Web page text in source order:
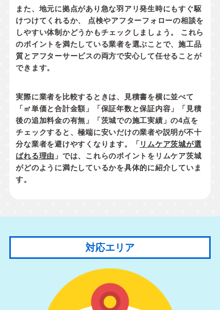
また、地元に拠点があり 急な羽アリ発生時にもすぐ駆
けつけてくれるか、 点検やアフターフォローの相談を
しやすい体制かどうかもチェックしましょう。 これら
のポイントを満たしている業者を選ぶことで、施工品
質とアフターサービスの両方で安心して任せることが
できます。
実際に業者を比較するときは、見積書を横に並べて
「㎡単価と合計金額」「保証年数と保証内容」「見積
後の追加料金の有無」「茨城での施工実績」の4点を
チェックすると、極端に安いだけの業者や説明が不十
分な業者を避けやすくなります。「 リムケア茨城が選
ばれる理由 」では、これらのポイントをリムケア茨城
がどのように満たしているかを具体的に紹介していま
す。
対応エリア